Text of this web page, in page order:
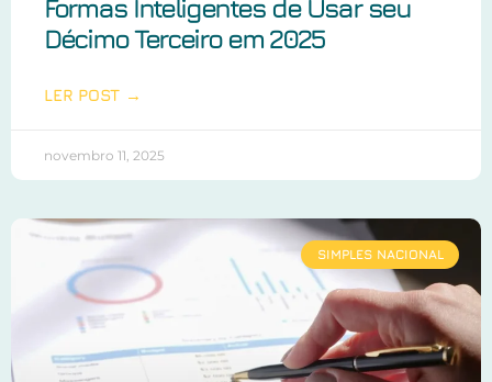
Formas Inteligentes de Usar seu
Décimo Terceiro em 2025
LER POST →
novembro 11, 2025
SIMPLES NACIONAL